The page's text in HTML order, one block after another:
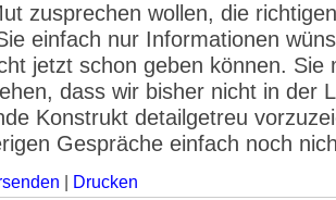
zusprechen wollen, die
einfach nur Informationen
jetzt schon geben können. Sie
dass wir bisher nicht in der
Konstrukt detailgetreu
Gespräche einfach noch
Drucken